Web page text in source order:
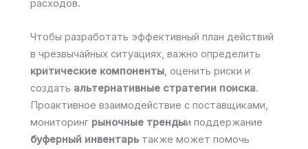
расходов.
Чтобы разработать эффективный план действий
в чрезвычайных ситуациях, важно определить
критические компоненты, оценить риски и
создать альтернативные стратегии поиска.
Проактивное взаимодействие с поставщиками,
мониторинг рыночные трендыи поддержание
буферный инвентарь также может помочь